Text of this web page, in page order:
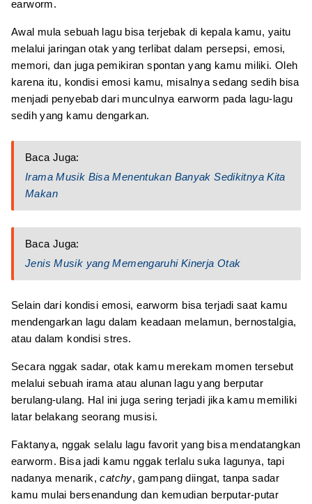
earworm.
Awal mula sebuah lagu bisa terjebak di kepala kamu, yaitu
melalui jaringan otak yang terlibat dalam persepsi, emosi,
memori, dan juga pemikiran spontan yang kamu miliki. Oleh
karena itu, kondisi emosi kamu, misalnya sedang sedih bisa
menjadi penyebab dari munculnya earworm pada lagu-lagu
sedih yang kamu dengarkan.
Baca Juga:
Irama Musik Bisa Menentukan Banyak Sedikitnya Kita
Makan
Baca Juga:
Jenis Musik yang Memengaruhi Kinerja Otak
Selain dari kondisi emosi, earworm bisa terjadi saat kamu
mendengarkan lagu dalam keadaan melamun, bernostalgia,
atau dalam kondisi stres.
Secara nggak sadar, otak kamu merekam momen tersebut
melalui sebuah irama atau alunan lagu yang berputar
berulang-ulang. Hal ini juga sering terjadi jika kamu memiliki
latar belakang seorang musisi.
Faktanya, nggak selalu lagu favorit yang bisa mendatangkan
earworm. Bisa jadi kamu nggak terlalu suka lagunya, tapi
nadanya menarik,catchy, gampang diingat, tanpa sadar
kamu mulai bersenandung dan kemudian berputar-putar